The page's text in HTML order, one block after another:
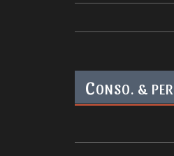
CONSO. &